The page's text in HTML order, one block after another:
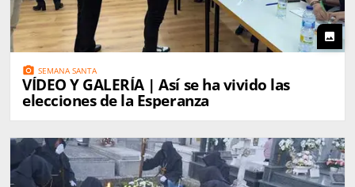
photo
photo_camera SEMANA SANTA
VÍDEO Y GALERÍA | Así se ha vivido las
elecciones de la Esperanza